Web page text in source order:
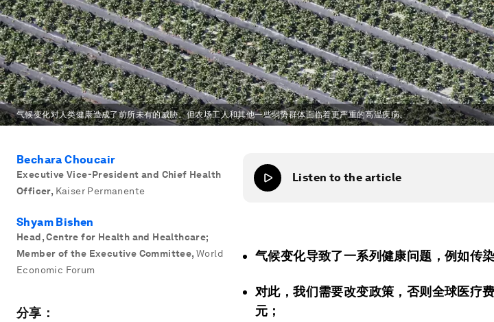
气候变化对人类健康造成了前所未有的威胁。但农场工人和其他一些弱势群体面临着更严重的高温疾病。
Bechara Choucair
Executive Vice-President and Chief Health
Officer, Kaiser Permanente
Shyam Bishen
Head, Centre for Health and Healthcare;
Member of the Executive Committee, World
Economic Forum
分享：
Listen to the article
气候变化导致了一系列健康问题，例如传
对此，我们需要改变政策，否则全球医疗
元；